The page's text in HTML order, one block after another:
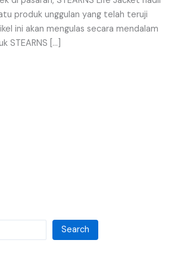
produk unggulan yang telah teruji
ini akan mengulas secara mendalam
STEARNS […]
Search